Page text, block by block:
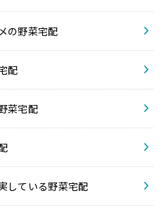
の野菜宅配
配
菜宅配
している野菜宅配